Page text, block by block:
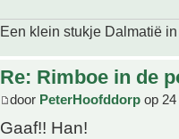
Een klein stukje Dalmatië
Re: Rimboe in de
door PeterHoofddorp op
Gaaf!! Han!